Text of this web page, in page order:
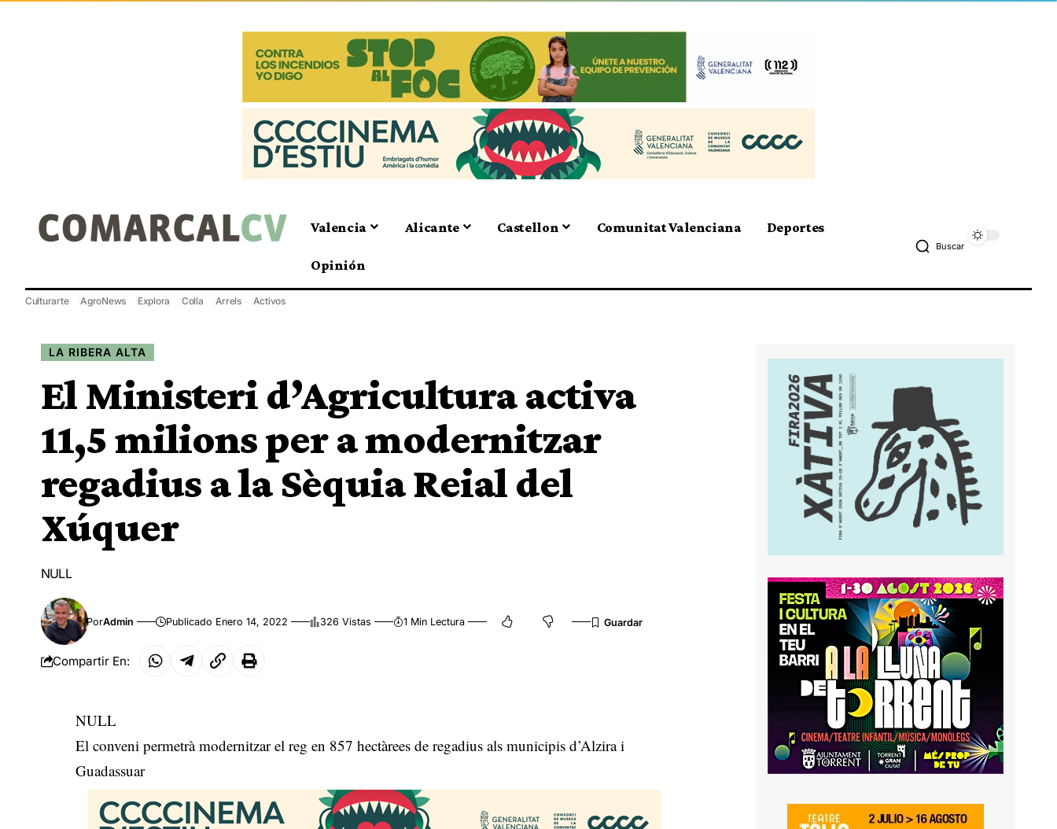
Valencia Alicante Castellon Comunitat Valenciana Deportes
Opinión
Buscar
Culturarte AgroNews Explora Colla Arrels Activos
LA RIBERA ALTA
El Ministeri d’Agricultura activa
11,5 milions per a modernitzar
regadius a la Sèquia Reial del
Xúquer
NULL
PorAdmin Publicado Enero 14, 2022 326 Vistas 1 Min Lectura
Compartir En:
NULL
El conveni permetrà modernitzar el reg en 857 hectàrees de regadius als municipis d’Alzira i
Guadassuar